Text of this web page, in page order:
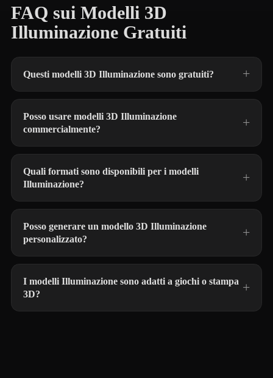
FAQ sui Modelli 3D
Illuminazione Gratuiti
Questi modelli 3D Illuminazione sono gratuiti?
Posso usare modelli 3D Illuminazione
commercialmente?
Quali formati sono disponibili per i modelli
Illuminazione?
Posso generare un modello 3D Illuminazione
personalizzato?
I modelli Illuminazione sono adatti a giochi o stampa
3D?